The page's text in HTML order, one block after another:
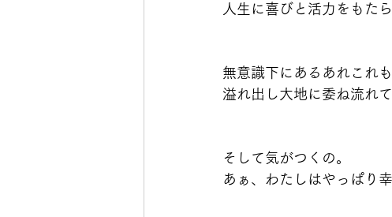
人生に喜びと活力をもた
無意識下にあるあれこれも
溢れ出し大地に委ね流れ
そして気がつくの。
あぁ、わたしはやっぱり